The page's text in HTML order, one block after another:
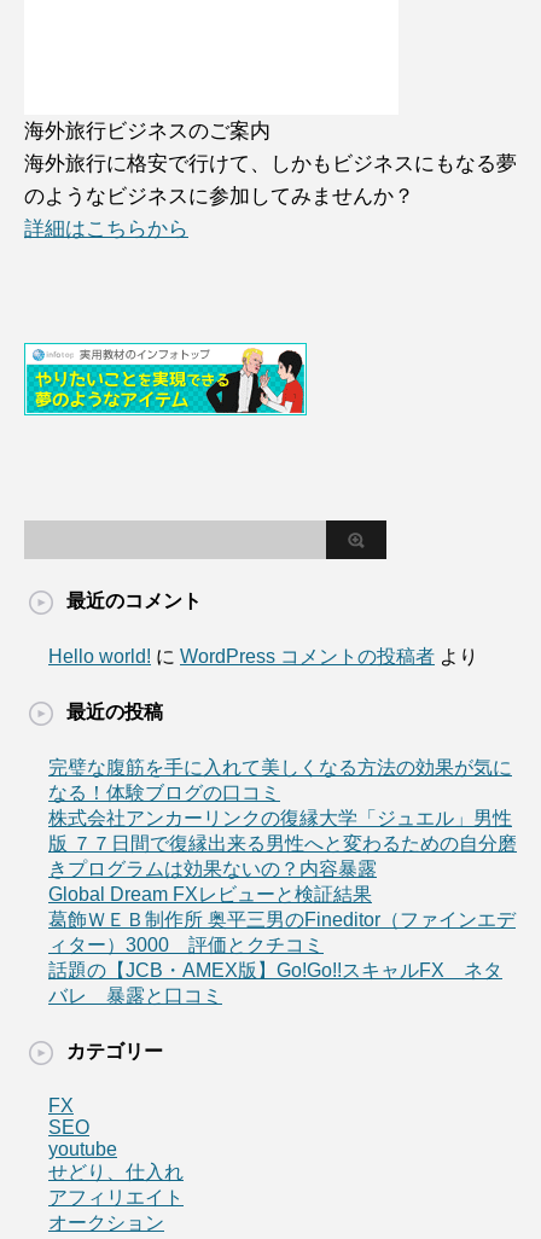
海外旅行ビジネスのご案内
海外旅行に格安で行けて、しかもビジネスにもなる夢
のようなビジネスに参加してみませんか？
詳細はこちらから
最近のコメント
Hello world! に WordPress コメントの投稿者 より
最近の投稿
完璧な腹筋を手に入れて美しくなる方法の効果が気に
なる！体験ブログの口コミ
株式会社アンカーリンクの復縁大学「ジュエル」男性
版 ７７日間で復縁出来る男性へと変わるための自分磨
きプログラムは効果ないの？内容暴露
Global Dream FXレビューと検証結果
葛飾ＷＥＢ制作所 奥平三男のFineditor（ファインエデ
ィター）3000 評価とクチコミ
話題の【JCB・AMEX版】Go!Go!!スキャルFX ネタ
バレ 暴露と口コミ
カテゴリー
FX
SEO
youtube
せどり、仕入れ
アフィリエイト
オークション